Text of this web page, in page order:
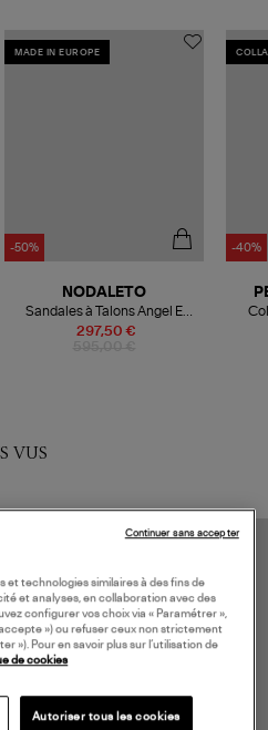
MADE IN EUROPE
-50%
297,50 €
NODALETO
Sandales à Talons Angel E
Ceramica Patent
-40%
VUS
et technologies similaires à des fins de
et analyses, en collaboration avec des
configurer vos choix via « Paramétrer »,
») ou refuser ceux non strictement
»). Pour en savoir plus sur l’utilisation de
de cookies
Autoriser tous les cookies
Continuer sans accepter